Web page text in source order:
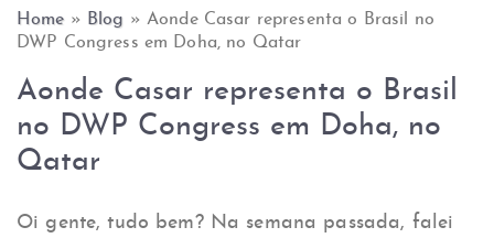
Home » Blog »Aonde Casar representa o Brasil no
DWP Congress em Doha, no Qatar
Aonde Casar representa o Brasil
no DWP Congress em Doha, no
Qatar
Oi gente, tudo bem? Na semana passada, falei